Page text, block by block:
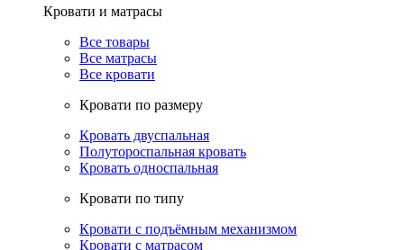
Кровати и матрасы
Все товары
Все матрасы
Все кровати
Кровати по размеру
Кровать двуспальная
Полутороспальная кровать
Кровать односпальная
Кровати по типу
Кровати с подъёмным механизмом
Кровати с матрасом